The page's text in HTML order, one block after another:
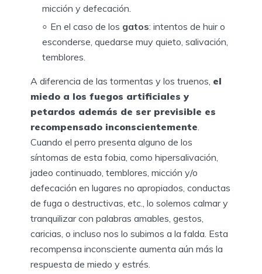
micción y defecación.
En el caso de los gatos: intentos de huir o
esconderse, quedarse muy quieto, salivación,
temblores.
A diferencia de las tormentas y los truenos, el
miedo a los fuegos artificiales y
petardos además de ser previsible es
recompensado inconscientemente.
Cuando el perro presenta alguno de los
síntomas de esta fobia, como hipersalivación,
jadeo continuado, temblores, micción y/o
defecación en lugares no apropiados, conductas
de fuga o destructivas, etc., lo solemos calmar y
tranquilizar con palabras amables, gestos,
caricias, o incluso nos lo subimos a la falda. Esta
recompensa inconsciente aumenta aún más la
respuesta de miedo y estrés.